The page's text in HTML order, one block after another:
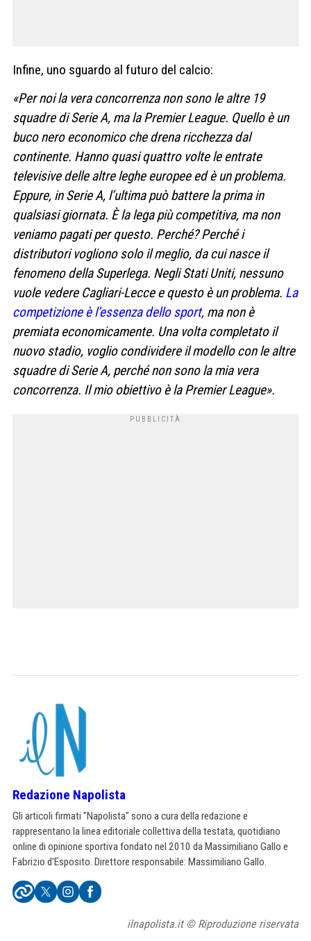
Infine, uno sguardo al futuro del calcio:
«Per noi la vera concorrenza non sono le altre 19
squadre di Serie A, ma la Premier League. Quello è un
buco nero economico che drena ricchezza dal
continente. Hanno quasi quattro volte le entrate
televisive delle altre leghe europee ed è un problema.
Eppure, in Serie A, l’ultima può battere la prima in
qualsiasi giornata. È la lega più competitiva, ma non
veniamo pagati per questo. Perché? Perché i
distributori vogliono solo il meglio, da cui nasce il
fenomeno della Superlega. Negli Stati Uniti, nessuno
vuole vedere Cagliari-Lecce e questo è un problema. La
competizione è l’essenza dello sport, ma non è
premiata economicamente. Una volta completato il
nuovo stadio, voglio condividere il modello con le altre
squadre di Serie A, perché non sono la mia vera
concorrenza. Il mio obiettivo è la Premier League».
Redazione Napolista
Gli articoli firmati "Napolista" sono a cura della redazione e
rappresentano la linea editoriale collettiva della testata, quotidiano
online di opinione sportiva fondato nel 2010 da Massimiliano Gallo e
Fabrizio d'Esposito. Direttore responsabile: Massimiliano Gallo.
ilnapolista.it © Riproduzione riservata